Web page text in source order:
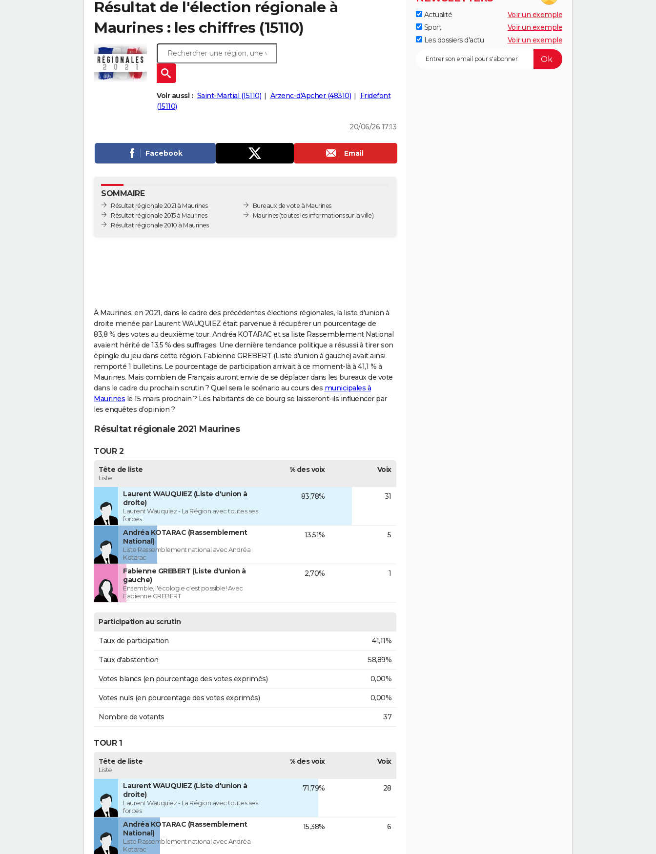
Résultat de l'élection régionale à
Maurines : les chiffres (15110)
Voir aussi : Saint-Martial (15110) Arzenc-d'Apcher (48310)
Fridefont
(15110)
20/06/26 17:13
Facebook Email
SOMMAIRE
Résultat régionale 2021 à Maurines
Résultat régionale 2015 à Maurines
Résultat régionale 2010 à Maurines
Bureaux de vote à Maurines
Maurines(toutes les informations sur la ville)
À Maurines, en 2021, dans le cadre des précédentes élections régionales, la liste d'union à
droite menée par Laurent WAUQUIEZ était parvenue à récupérer un pourcentage de
83,8 % des votes au deuxième tour. Andréa KOTARAC et sa liste Rassemblement National
avaient hérité de 13,5 % des suffrages. Une dernière tendance politique a résussi à tirer son
épingle du jeu dans cette région. Fabienne GREBERT (Liste d'union à gauche) avait ainsi
remporté 1 bulletins. Le pourcentage de participation arrivait à ce moment-là à 41,1 % à
Maurines. Mais combien de Français auront envie de se déplacer dans les bureaux de vote
dans le cadre du prochain scrutin ? Quel sera le scénario au cours des municipales à
Maurines le 15 mars prochain ? Les habitants de ce bourg se laisseront-ils influencer par
les enquêtes d’opinion ?
Résultat régionale 2021 Maurines
TOUR 2
Tête de liste
Liste
% des voix Voix
Laurent WAUQUIEZ (Liste d'union à
droite)
Laurent Wauquiez - La Région avec toutes ses
forces
83,78% 31
Andréa KOTARAC (Rassemblement
National)
Liste Rassemblement national avec Andréa
Kotarac
13,51% 5
Fabienne GREBERT (Liste d'union à
gauche)
Ensemble, l'écologie c'est possible! Avec
Fabienne GREBERT
2,70% 1
Participation au scrutin
Taux de participation 41,11%
Taux d'abstention 58,89%
Votes blancs (en pourcentage des votes exprimés) 0,00%
Votes nuls (en pourcentage des votes exprimés) 0,00%
Nombre de votants 37
TOUR 1
Tête de liste
Liste
% des voix Voix
Laurent WAUQUIEZ (Liste d'union à
droite)
Laurent Wauquiez - La Région avec toutes ses
forces
71,79% 28
Andréa KOTARAC (Rassemblement
National)
Liste Rassemblement national avec Andréa
Kotarac
15,38% 6
Actualité
Voir un exemple
Sport
Voir un exemple
Les dossiers d'actu
Voir un exemple